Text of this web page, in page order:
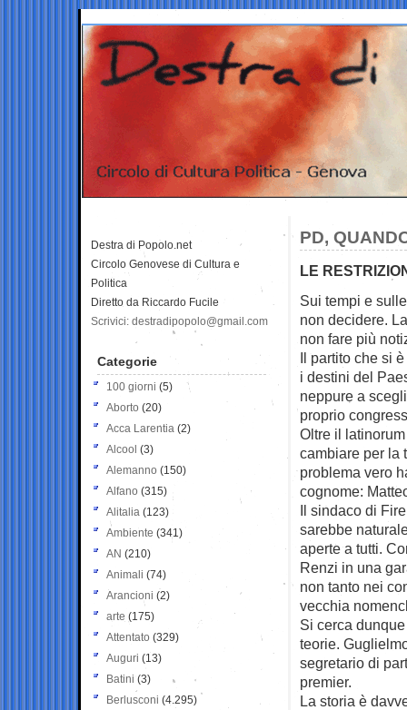
PD,
LE
Sui tempi e
non decidere.
non fare più
Il partito che si
i destini del
neppure a
proprio
Oltre il
cambiare per la
problema vero
cognome:
Il sindaco di
sarebbe
aperte a tutti.
Renzi in una
non tanto nei
vecchia
Si cerca
teorie.
segretario di
premier.
La storia è
Destra di Popolo.net
Circolo Genovese di Cultura e
Politica
Diretto da Riccardo Fucile
Scrivici: destradipopolo@gmail.com
Categorie
100 giorni (5)
Aborto (20)
Acca Larentia (2)
Alcool (3)
Alemanno (150)
Alfano (315)
Alitalia (123)
Ambiente (341)
AN (210)
Animali (74)
Arancioni (2)
arte (175)
Attentato (329)
Auguri (13)
Batini (3)
Berlusconi (4.295)